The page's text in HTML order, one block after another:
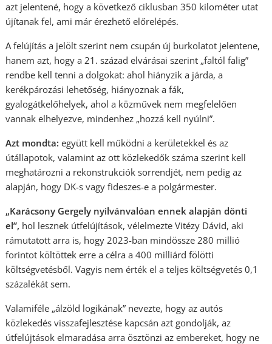
azt jelentené, hogy a következő ciklusban 350 kilométer utat
újítanak fel, ami már érezhető előrelépés.
A felújítás a jelölt szerint nem csupán új burkolatot jelentene,
hanem azt, hogy a 21. század elvárásai szerint „faltól falig”
rendbe kell tenni a dolgokat: ahol hiányzik a járda, a
kerékpározási lehetőség, hiányoznak a fák,
gyalogátkelőhelyek, ahol a közművek nem megfelelően
vannak elhelyezve, mindenhez „hozzá kell nyúlni”.
Azt mondta: együtt kell működni a kerületekkel és az
útállapotok, valamint az ott közlekedők száma szerint kell
meghatározni a rekonstrukciók sorrendjét, nem pedig az
alapján, hogy DK-s vagy fideszes-e a polgármester.
„Karácsony Gergely nyilvánvalóan ennek alapján dönti
el”, hol lesznek útfelújítások, vélelmezte Vitézy Dávid, aki
rámutatott arra is, hogy 2023-ban mindössze 280 millió
forintot költöttek erre a célra a 400 milliárd fölötti
költségvetésből. Vagyis nem érték el a teljes költségvetés 0,1
százalékát sem.
Valamiféle „álzöld logikának” nevezte, hogy az autós
közlekedés visszafejlesztése kapcsán azt gondolják, az
útfelújtások elmaradása arra ösztönzi az embereket, hogy ne